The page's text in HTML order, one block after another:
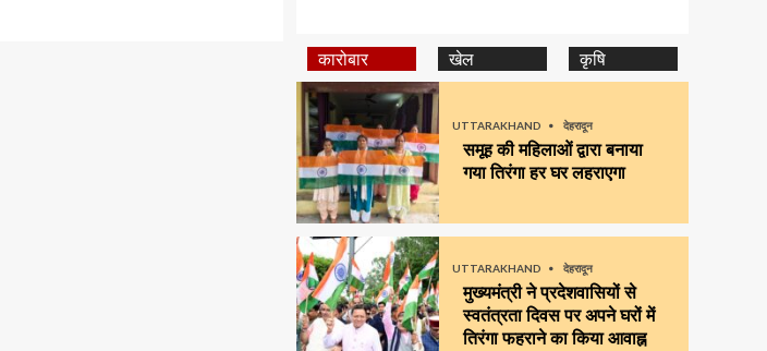
कारोबार खेल कृषि
UTTARAKHAND देहरादून
समूह की महिलाओं द्वारा बनाया
गया तिरंगा हर घर लहराएगा
UTTARAKHAND देहरादून
मुख्यमंत्री ने प्रदेशवासियों से
स्वतंत्रता दिवस पर अपने घरों में
तिरंगा फहराने का किया आवाह्न